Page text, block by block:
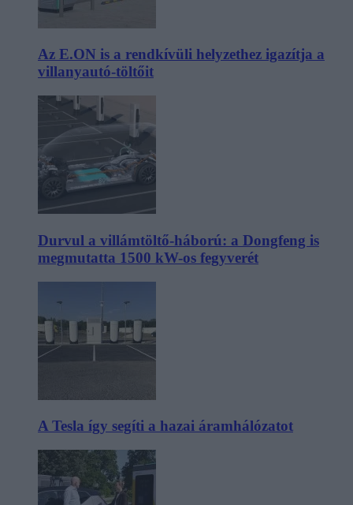
Az E.ON is a rendkívüli helyzethez igazítja a
villanyautó-töltőit
Durvul a villámtöltő-háború: a Dongfeng is
megmutatta 1500 kW-os fegyverét
A Tesla így segíti a hazai áramhálózatot